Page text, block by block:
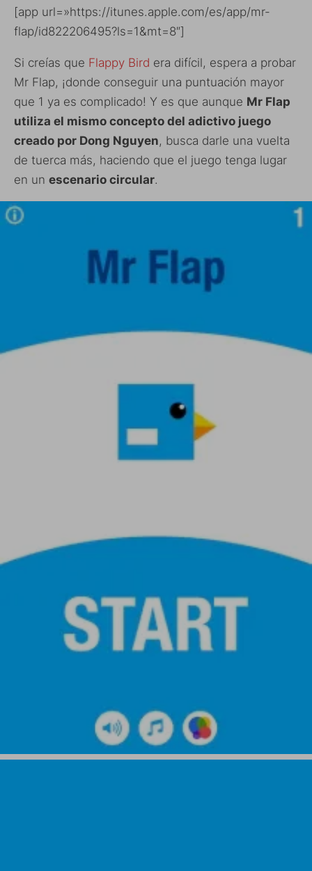
[app url=»https://itunes.apple.com/es/app/mr-
flap/id822206495?ls=1&mt=8″]
Si creías que Flappy Bird era difícil, espera a probar
Mr Flap, ¡donde conseguir una puntuación mayor
que 1 ya es complicado! Y es que aunque Mr Flap
utiliza el mismo concepto del adictivo juego
creado por Dong Nguyen, busca darle una vuelta
de tuerca más, haciendo que el juego tenga lugar
en un escenario circular.